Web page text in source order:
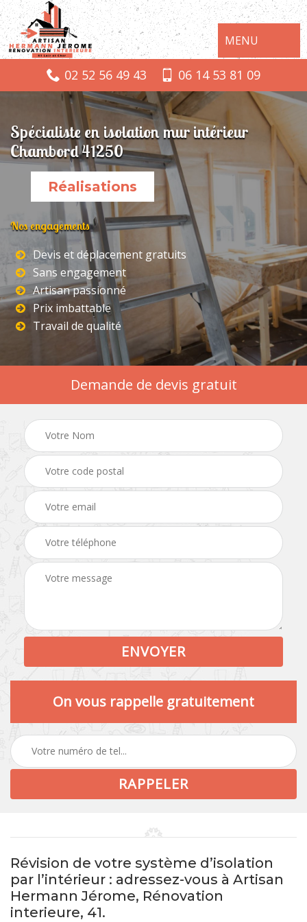
MENU
02 52 56 49 43 06 14 53 81 09
Spécialiste en isolation mur intérieur
Chambord 41250
Réalisations
Nos engagements
Devis et déplacement gratuits
Sans engagement
Artisan passionné
Prix imbattable
Travail de qualité
Demande de devis gratuit
On vous rappelle gratuitement
Révision de votre système d’isolation
par l’intérieur : adressez-vous à Artisan
Hermann Jérome, Rénovation
interieure, 41.